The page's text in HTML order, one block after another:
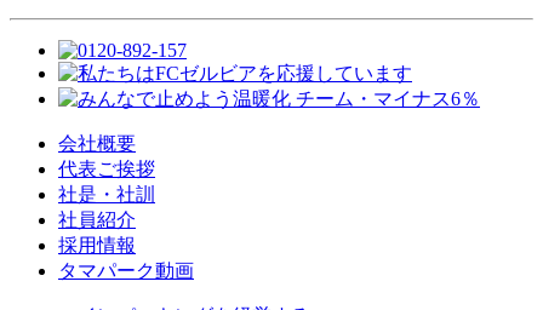
会社概要
代表ご挨拶
社是・社訓
社員紹介
採用情報
タマパーク動画